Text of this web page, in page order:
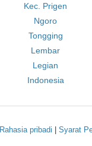
Kec. Prigen
Ngoro
Tongging
Lembar
Legian
Indonesia
Rahasia pribadi Syarat